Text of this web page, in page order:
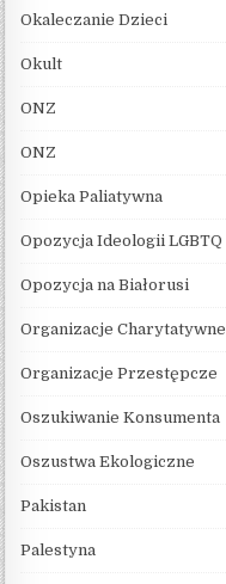
Okaleczanie Dzieci
Okult
ONZ
ONZ
Opieka Paliatywna
Opozycja Ideologii LGBTQ
Opozycja na Białorusi
Organizacje Charytatywne
Organizacje Przestępcze
Oszukiwanie Konsumenta
Oszustwa Ekologiczne
Pakistan
Palestyna